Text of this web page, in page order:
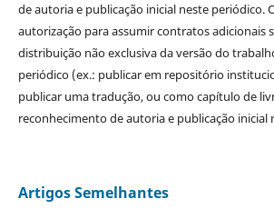
de autoria e publicação inicial neste periódico.
autorização para assumir contratos adicionais
distribuição não exclusiva da versão do
periódico (ex.: publicar em repositório
publicar uma tradução, ou como capítulo de
reconhecimento de autoria e publicação inicial
Artigos Semelhantes